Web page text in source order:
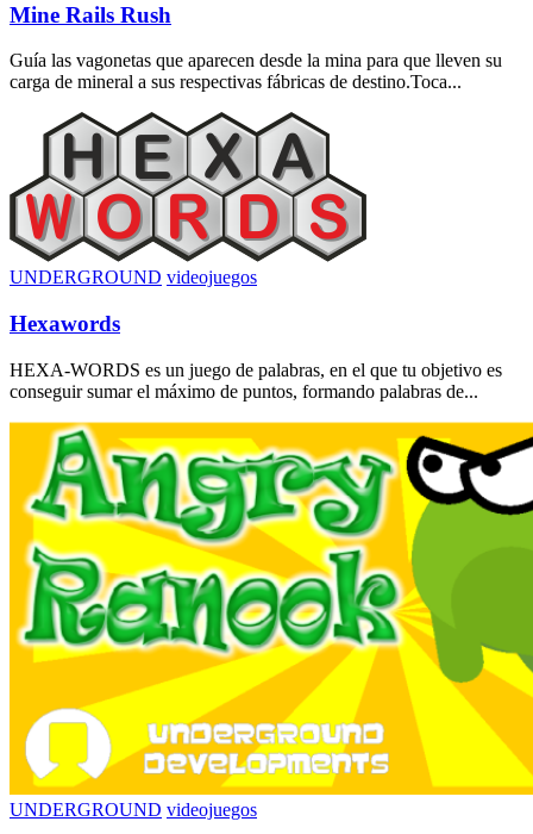
Mine Rails Rush
Guía las vagonetas que aparecen desde la mina para que lleven su
carga de mineral a sus respectivas fábricas de destino.Toca...
UNDERGROUND videojuegos
Hexawords
HEXA-WORDS es un juego de palabras, en el que tu objetivo es
conseguir sumar el máximo de puntos, formando palabras de...
UNDERGROUND videojuegos